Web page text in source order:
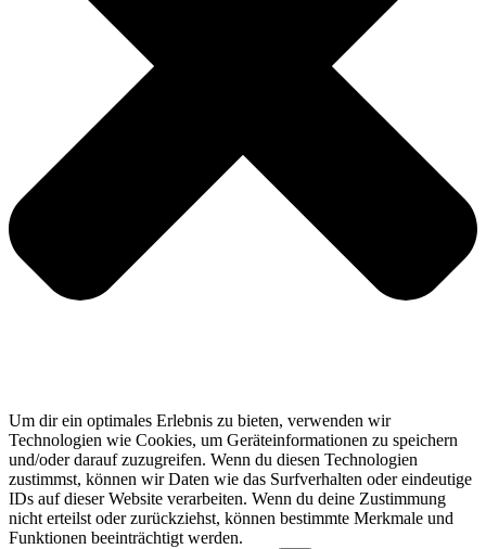
Um dir ein optimales Erlebnis zu bieten, verwenden wir
Technologien wie Cookies, um Geräteinformationen zu speichern
und/oder darauf zuzugreifen. Wenn du diesen Technologien
zustimmst, können wir Daten wie das Surfverhalten oder eindeutige
IDs auf dieser Website verarbeiten. Wenn du deine Zustimmung
nicht erteilst oder zurückziehst, können bestimmte Merkmale und
Funktionen beeinträchtigt werden.